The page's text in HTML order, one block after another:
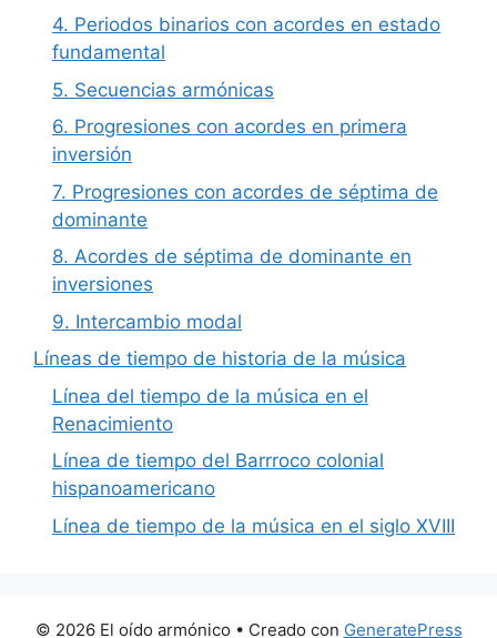
4. Periodos binarios con acordes en estado
fundamental
5. Secuencias armónicas
6. Progresiones con acordes en primera
inversión
7. Progresiones con acordes de séptima de
dominante
8. Acordes de séptima de dominante en
inversiones
9. Intercambio modal
Líneas de tiempo de historia de la música
Línea del tiempo de la música en el
Renacimiento
Línea de tiempo del Barrroco colonial
hispanoamericano
Línea de tiempo de la música en el siglo XVIII
© 2026 El oído armónico • Creado con GeneratePress